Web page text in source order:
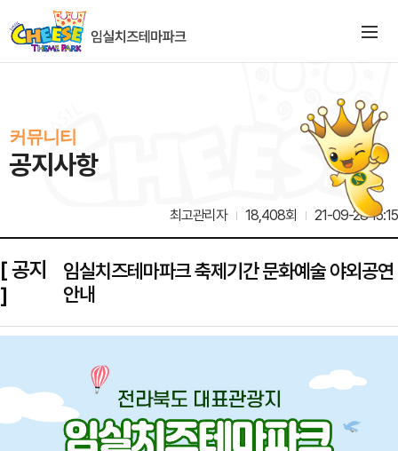
커뮤니티
공지사항
최고관리자 18,408회 21-09-28 15:15
[ 공지
]
임실치즈테마파크 축제기간 문화예술 야외공연
안내